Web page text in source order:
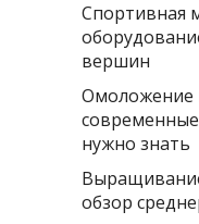
Спортивная
вершин
Омоложение
нужно знать
обзор